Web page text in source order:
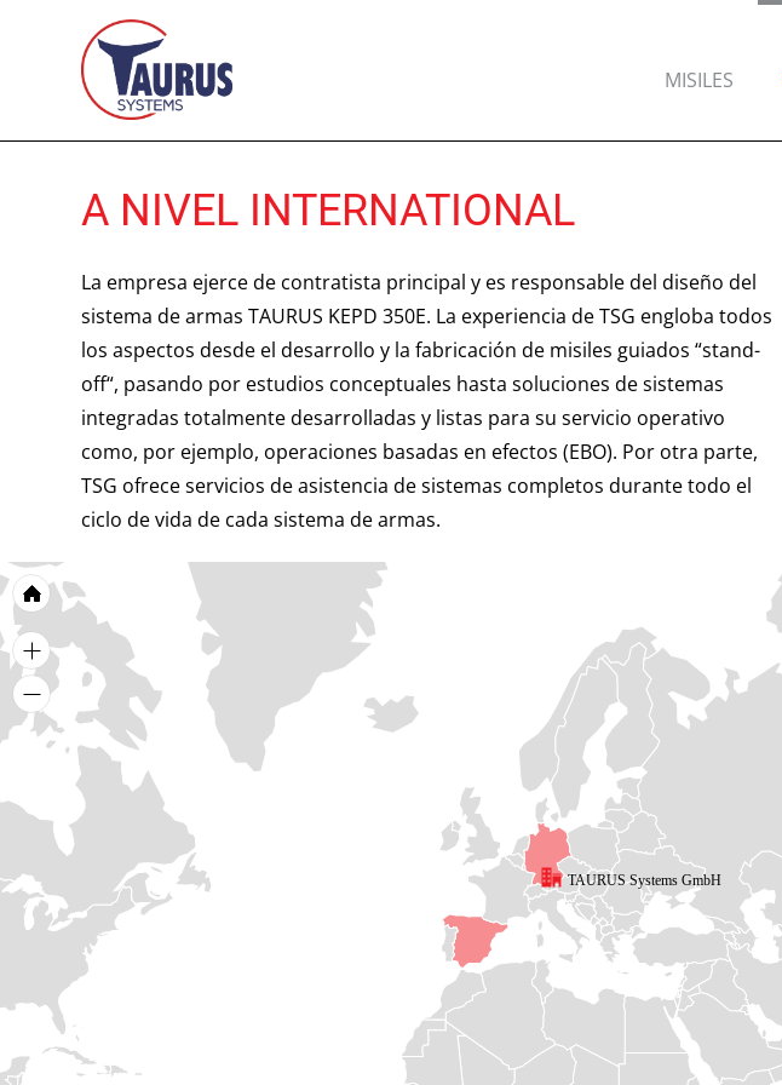
MISILES
A NIVEL INTERNATIONAL
La empresa ejerce de contratista principal y es responsable del diseño del
sistema de armas TAURUS KEPD 350E. La experiencia de TSG engloba todos
los aspectos desde el desarrollo y la fabricación de misiles guiados “stand-
off“, pasando por estudios conceptuales hasta soluciones de sistemas
integradas totalmente desarrolladas y listas para su servicio operativo
como, por ejemplo, operaciones basadas en efectos (EBO). Por otra parte,
TSG ofrece servicios de asistencia de sistemas completos durante todo el
ciclo de vida de cada sistema de armas.
TAURUS Systems GmbH